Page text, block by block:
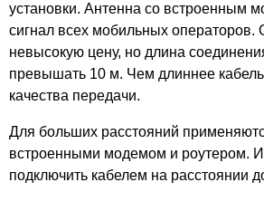
село Емельяновка
село Жерновище
село Заречье
село Иванково
село Ижевское
село Исады
установки. Антенна со встроенным
сигнал всех мобильных операторов.
невысокую цену, но длина
превышать 10 м. Чем длиннее
качества передачи.
Для больших расстояний
встроенными модемом и роутером.
подключить кабелем на расстоянии